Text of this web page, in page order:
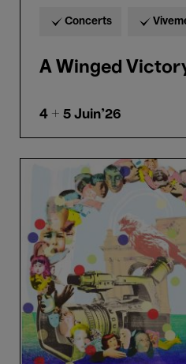
Concerts
A Winged
4 + 5 Juin'26